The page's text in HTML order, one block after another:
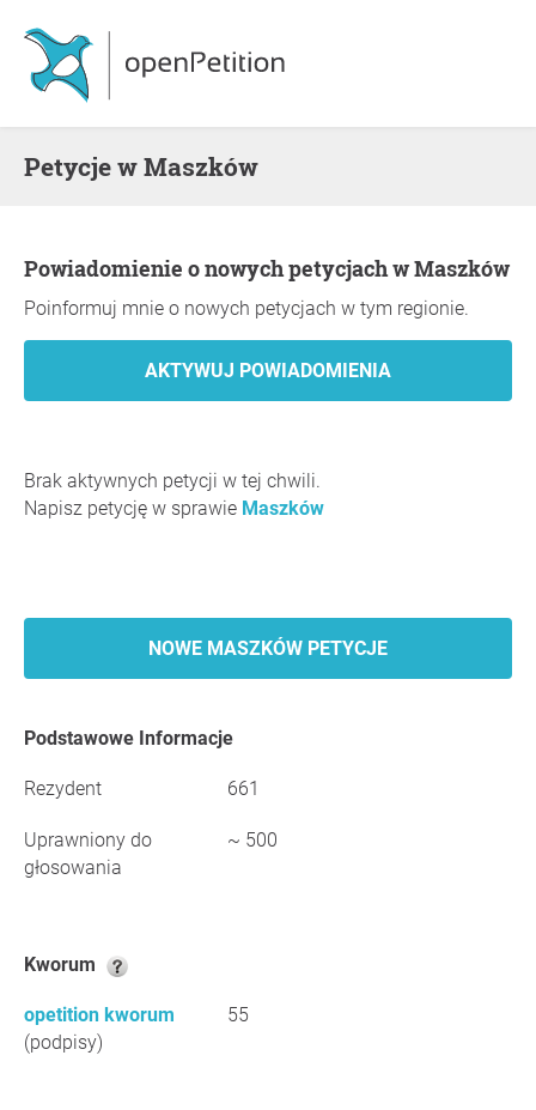
Petycje w Maszków
Powiadomienie o nowych petycjach w Maszków
Poinformuj mnie o nowych petycjach w tym regionie.
Brak aktywnych petycji w tej chwili.
Napisz petycję w sprawie Maszków
NOWE MASZKÓW PETYCJE
Podstawowe Informacje
Rezydent 661
Uprawniony do
głosowania
~ 500
Kworum
opetition kworum
(podpisy)
55